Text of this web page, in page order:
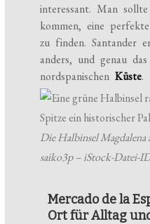
interessant. Man
kommen, eine
zu finden. Santander
anders, und genau
nordspanischenKüste.
Die Halbinsel
saiko3p – iStock-Datei-
Mercado de la
Ort für Alltag